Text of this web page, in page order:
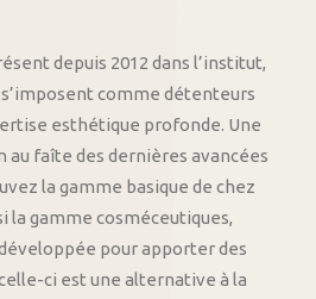
depuis 2012 dans l’institut,
comme détenteurs
esthétique profonde. Une
au faîte des dernières avancées
la gamme basique de chez
la gamme cosméceutiques,
pour apporter des
ci est une alternative à la